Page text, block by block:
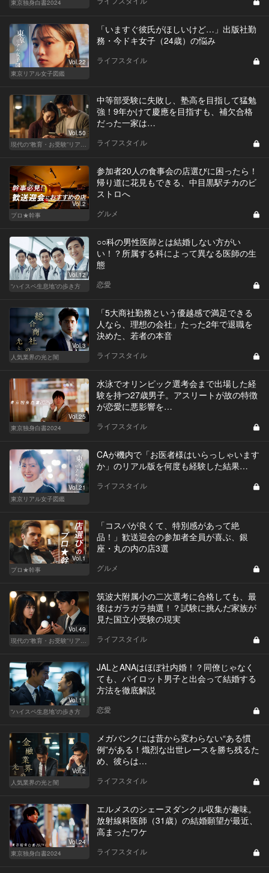
東京独身白書2024
Vol.22
東京リアル女子図鑑
「いますぐ彼氏がほしいけど…」出版社勤
務・今ドキ女子（24歳）の悩み
ライフスタイル
Vol.50
現代の“教育・お受験”リアルドキュメント
中等部受験に失敗し、塾高を目指して猛勉
強！9年かけて慶應を目指すも、補欠合格
だった一家は…
ライフスタイル
Vol.2
プロ★幹事
参加者20人の食事会の店選びに困ったら！
帰り道に花見もできる、中目黒駅チカのビ
ストロへ
グルメ
Vol.12
“ハイスペ生息地”の歩き方
○○科の男性医師とは結婚しない方がい
い！？所属する科によって異なる医師の生
態
恋愛
Vol.3
人気業界の光と闇
「5大商社勤務という優越感で満足できる
人なら、理想の会社」たった2年で退職を
決めた、若者の本音
ライフスタイル
Vol.25
東京独身白書2024
水泳でオリンピック選考会まで出場した経
験を持つ27歳男子。アスリートが故の特徴
が恋愛に悪影響を…
ライフスタイル
Vol.21
東京リアル女子図鑑
CAが機内で「お医者様はいらっしゃいます
か」のリアル版を何度も経験した結果…
ライフスタイル
Vol.1
プロ★幹事
「コスパが良くて、特別感があって絶
品！」歓送迎会の参加者全員が喜ぶ、銀
座・丸の内の店3選
グルメ
Vol.49
現代の“教育・お受験”リアルドキュメント
筑波大附属小の二次選考に合格しても、最
後はガラガラ抽選！？試験に挑んだ家族が
見た国立小受験の現実
ライフスタイル
Vol.11
“ハイスペ生息地”の歩き方
JALとANAはほぼ社内婚！？同僚じゃなく
ても、パイロット男子と出会って結婚する
方法を徹底解説
恋愛
Vol.2
人気業界の光と闇
メガバンクには昔から変わらない“ある慣
例”がある！熾烈な出世レースを勝ち残るた
め、彼らは…
ライフスタイル
Vol.24
東京独身白書2024
エルメスのシェーヌダンクル収集が趣味。
放射線科医師（31歳）の結婚願望が最近、
高まったワケ
ライフスタイル